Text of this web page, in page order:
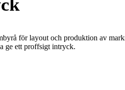
för layout och produktion av
ge ett proffsigt intryck.